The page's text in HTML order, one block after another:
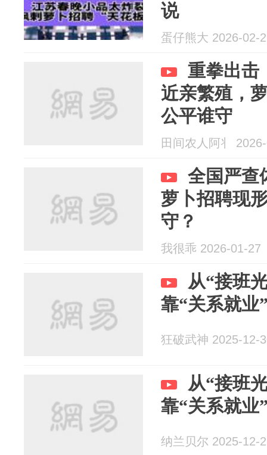
说
蛋仔熊大 2026-02-
重拳出击
近亲繁殖，
公平谁守
田间农人阿丬
全国严查
萝卜招聘现
守？
我很乖 2026-01-27
从“接班
靠“关系就业
狂破武神 2025-12-
从“接班
靠“关系就业
纳兰贝尔 2025-12-